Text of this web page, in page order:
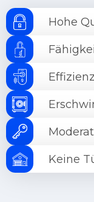
Hohe
Keine